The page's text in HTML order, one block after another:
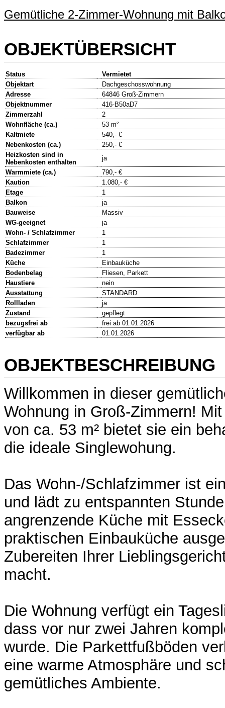
Gemütliche 2-Zimmer-Wohnung mit
OBJEKTÜBERSICHT
Status
Vermietet
Objektart
Dachgeschosswohnung
Adresse
64846 Groß-Zimmern
Objektnummer
416-B50aD7
Zimmerzahl
2
Wohnfläche (ca.)
53 m²
Kaltmiete
540,- €
Nebenkosten (ca.)
250,- €
Heizkosten sind in
Nebenkosten enthalten
ja
Warmmiete (ca.)
790,- €
Kaution
1.080,- €
Etage
1
Balkon
ja
Bauweise
Massiv
WG-geeignet
ja
Wohn- / Schlafzimmer
1
Schlafzimmer
1
Badezimmer
1
Küche
Einbauküche
Bodenbelag
Fliesen, Parkett
Haustiere
nein
Ausstattung
STANDARD
Rollladen
ja
Zustand
gepflegt
bezugsfrei ab
frei ab 01.01.2026
verfügbar ab
01.01.2026
OBJEKTBESCHREIBUNG
Willkommen in dieser
Wohnung in Groß-Zimmern!
von ca. 53 m² bietet sie ein
die ideale Singlewohung.
Das Wohn-/Schlafzimmer ist
und lädt zu entspannten
angrenzende Küche mit
praktischen Einbauküche
Zubereiten Ihrer
macht.
Die Wohnung verfügt ein
dass vor nur zwei Jahren
wurde. Die Parkettfußböden
eine warme Atmosphäre und
gemütliches Ambiente.